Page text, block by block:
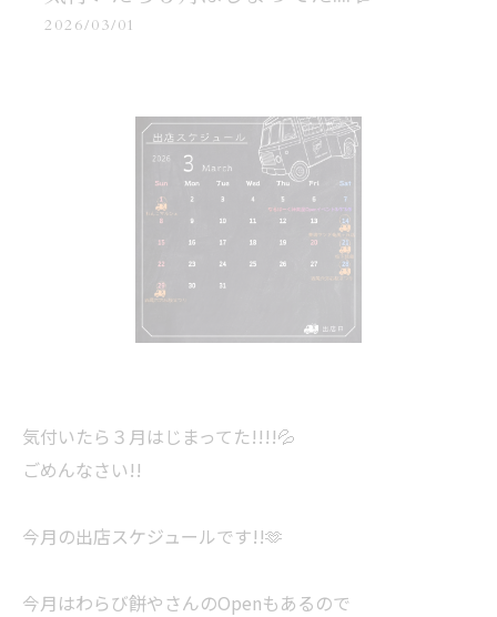
2026/03/01
気付いたら３月はじまってた!!!!💦
ごめんなさい!!
今月の出店スケジュールです!!🫶
今月はわらび餅やさんのOpenもあるので